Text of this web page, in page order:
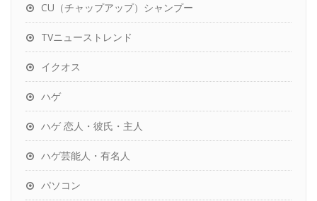
CU（チャップアップ）シャンプー
TVニューストレンド
イクオス
ハゲ
ハゲ 恋人・彼氏・主人
ハゲ芸能人・有名人
パソコン